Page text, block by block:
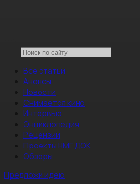
Все статьи
Анонсы
Новости
Снимается кино
Интервью
Энциклопедия
Рецензии
Проекты НМГ ДОК
Обзоры
Предложи идею